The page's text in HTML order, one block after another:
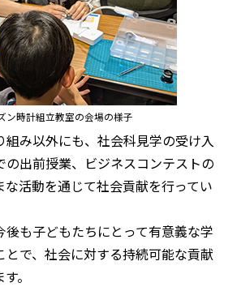
組み以外にも、社会科見学の受け入
の出前授業、ビジネスコンテストの
な活動を通じて社会貢献を行ってい
後も子どもたちにとって有意義な学
とで、社会に対する持続可能な貢献
。
ン時計組立教室の会場の様子